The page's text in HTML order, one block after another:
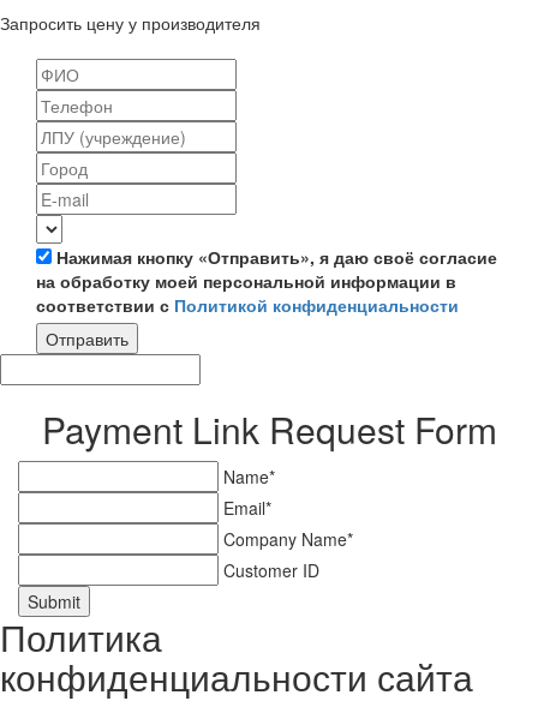
Запросить цену у производителя
Нажимая кнопку «Отправить», я даю своё согласие
на обработку моей персональной информации в
соответствии с Политикой конфиденциальности
Отправить
Payment Link Request Form
Name*
Email*
Company Name*
Customer ID
Submit
Политика
конфиденциальности сайта